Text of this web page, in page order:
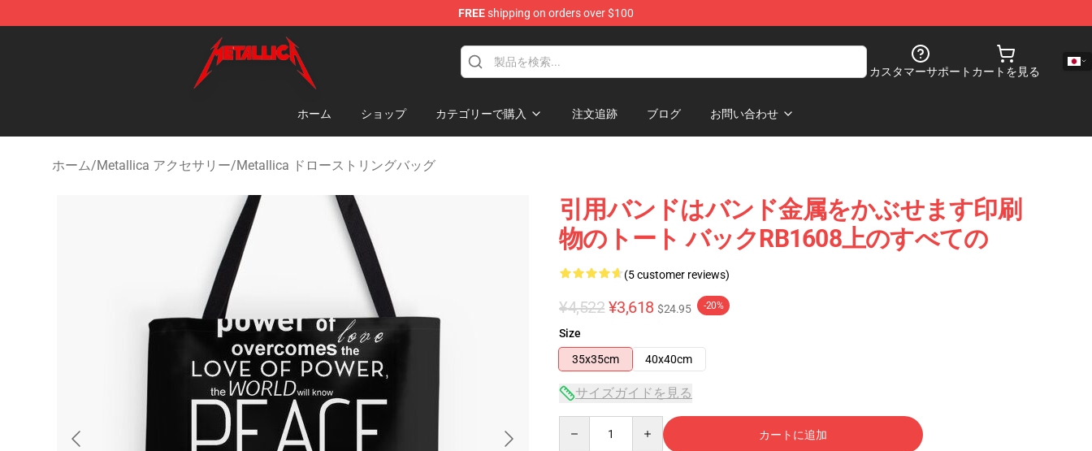
FREEshipping on orders over $100
Metallica Store - Official Metallica Merchandise Shop
カスタマーサポート カートを見る
ホーム ショップ カテゴリーで購入 注文追跡 ブログ お問い合わせ
ホーム/Metallica アクセサリー/Metallica ドローストリングバッグ
引用バンドはバンド金属をかぶせます印刷
物のトート バックRB1608上のすべての
(5 customer reviews)
¥4,522 ¥3,618 $24.95 -20%
Size
35x35cm
40x40cm
サイズガイドを見る
カートに追加